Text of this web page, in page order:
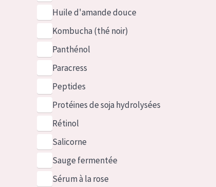
Huile d'amande douce
Kombucha (thé noir)
Panthénol
Paracress
Peptides
Protéines de soja hydrolysées
Rétinol
Salicorne
Sauge fermentée
Sérum à la rose